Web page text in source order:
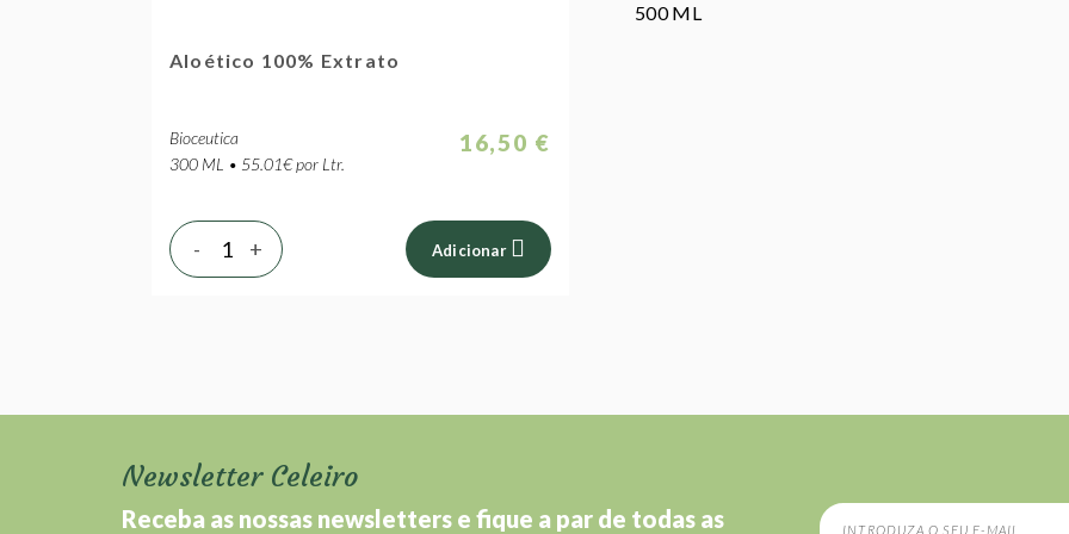
500 ML
Aloético 100% Extrato
Bioceutica
300 ML • 55.01€ por Ltr.
16,50 €
+
- Adicionar
Newsletter Celeiro
Receba as nossas newsletters e fique a par de todas as